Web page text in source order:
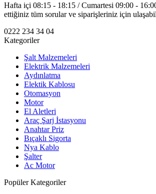
Hafta içi 08:15 - 18:15 / Cumartesi 09:00 -
ettiğiniz tüm sorular ve siparişleriniz için
0222 234 34 04
Kategoriler
Şalt Malzemeleri
Elektrik Malzemeleri
Aydınlatma
Elektik Kablosu
Otomasyon
Motor
El Aletleri
Araç Şarj İstasyonu
Anahtar Priz
Bıçaklı Sigorta
Nya Kablo
Şalter
Ac Motor
Popüler Kategoriler